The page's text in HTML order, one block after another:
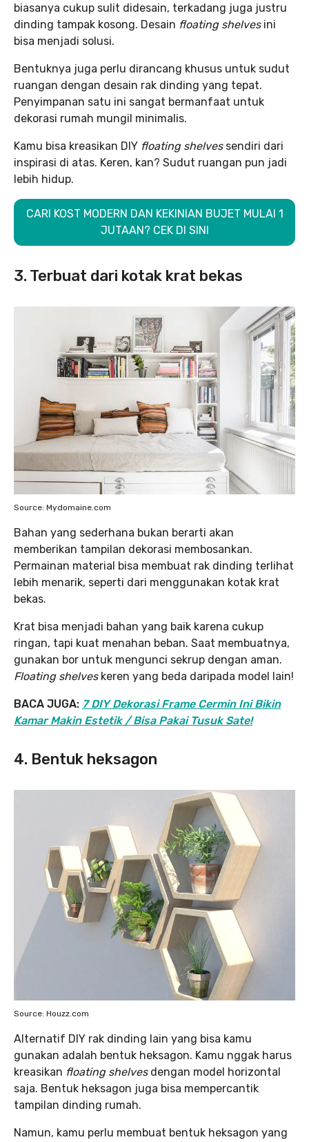
biasanya cukup sulit didesain, terkadang juga justru
dinding tampak kosong. Desain floating shelvesini
bisa menjadi solusi.
Bentuknya juga perlu dirancang khusus untuk sudut
ruangan dengan desain rak dinding yang tepat.
Penyimpanan satu ini sangat bermanfaat untuk
dekorasi rumah mungil minimalis.
Kamu bisa kreasikan DIY floating shelvessendiri dari
inspirasi di atas. Keren, kan? Sudut ruangan pun jadi
lebih hidup.
CARI KOST MODERN DAN KEKINIAN BUJET MULAI 1
JUTAAN? CEK DI SINI
3. Terbuat dari kotak krat bekas
Source: Mydomaine.com
Bahan yang sederhana bukan berarti akan
memberikan tampilan dekorasi membosankan.
Permainan material bisa membuat rak dinding terlihat
lebih menarik, seperti dari menggunakan kotak krat
bekas.
Krat bisa menjadi bahan yang baik karena cukup
ringan, tapi kuat menahan beban. Saat membuatnya,
gunakan bor untuk mengunci sekrup dengan aman.
Floating shelves keren yang beda daripada model lain!
BACA JUGA: 7 DIY Dekorasi Frame Cermin Ini Bikin
Kamar Makin Estetik / Bisa Pakai Tusuk Sate!
4. Bentuk heksagon
Source: Houzz.com
Alternatif DIY rak dinding lain yang bisa kamu
gunakan adalah bentuk heksagon. Kamu nggak harus
kreasikan floating shelvesdengan model horizontal
saja. Bentuk heksagon juga bisa mempercantik
tampilan dinding rumah.
Namun, kamu perlu membuat bentuk heksagon yang